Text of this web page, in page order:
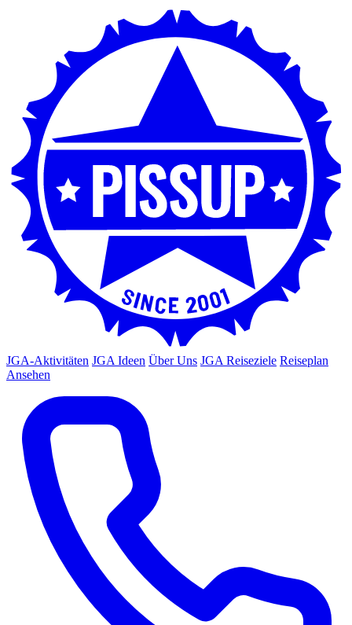
JGA-Aktivitäten JGA Ideen Über Uns JGA Reiseziele Reiseplan
Ansehen